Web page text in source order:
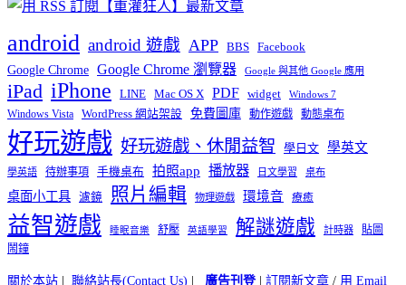
android android 遊戲 APP BBS Facebook
Google Chrome Google Chrome 瀏覽器 Google 與其他 Google 應用
iPad iPhone LINE Mac OS X PDF widget Windows 7
Windows Vista WordPress 網站架設 免費圖庫 動作遊戲 動態桌布
好玩遊戲 好玩遊戲、休閒益智 學日文 學英文
學英語 待辦事項 手機桌布 拍照app 播放器 日文學習 桌布
桌面小工具 濾鏡 照片編輯 物理遊戲 環境音 療癒
益智遊戲 睡眠音樂 舒壓 英語學習 解謎遊戲 計時器
貼圖
鬧鐘
關於本站 | 聯絡站長(Contact Us) | 廣告刊登| 訂閱新文章 / 用 Email